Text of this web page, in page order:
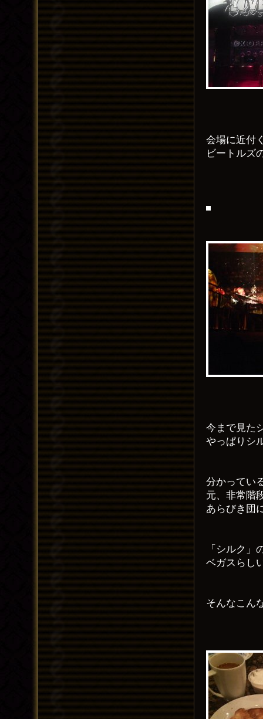
会場に近付
ビートルズ
今まで見た
やっぱりシ
分かってい
元、非常階
あらびき団
「シルク」
ベガスらし
そんなこん